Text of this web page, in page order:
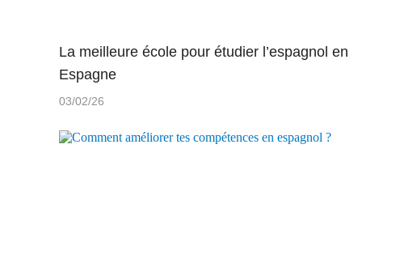
La meilleure école pour étudier l’espagnol en
Espagne
03/02/26